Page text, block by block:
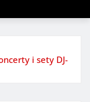
i sety DJ-